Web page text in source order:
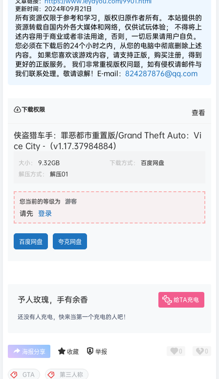
更新时间：2024年09月21日
所有资源仅限于参考和学习，版权归原作者所有。 本站提供的
资源转载自国内外各大媒体和网络，仅供试玩体验； 不得将上
述内容用于商业或者非法用途，否则，一切后果请用户自负。
您必须在下载后的24个小时之内，从您的电脑中彻底删除上述
内容。 如果您喜欢该游戏内容，请支持正版，购买注册，得到
更好的正版服务。 我们非常重视版权问题，如有侵权请邮件与
我们联系处理。敬请谅解！E-mail： 824287876@qq.com
下载权限 查看
侠盗猎车手：罪恶都市重置版/Grand Theft Auto：Vi
ce City -（v1.17.37984884）
大小： 9.32GB 下载方式：
百度网盘
解压方式：
解压01
您当前的等级为 游客
请先 登录
百度网盘 夸克网盘
予人玫瑰，手有余香 给TA充电
还没有人充电，快来当第一个充电的人吧！
海报分享 收藏 举报 0 0
GTA 第三人称